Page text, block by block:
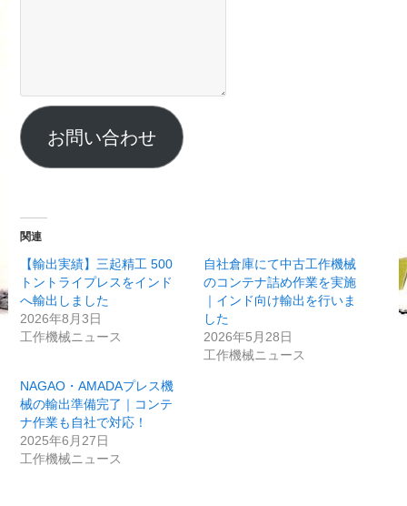
お問い合わせ
関連
【輸出実績】三起精工 500
トントライプレスをインド
へ輸出しました
2026年8月3日
工作機械ニュース
自社倉庫にて中古工作機械
のコンテナ詰め作業を実施
｜インド向け輸出を行いま
した
2026年5月28日
工作機械ニュース
NAGAO・AMADAプレス機
械の輸出準備完了｜コンテ
ナ作業も自社で対応！
2025年6月27日
工作機械ニュース